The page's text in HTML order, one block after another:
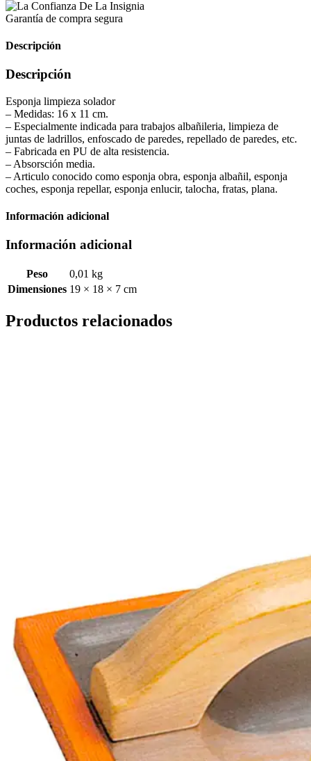
Garantía de compra segura
Descripción
Descripción
Esponja limpieza solador
– Medidas: 16 x 11 cm.
– Especialmente indicada para trabajos albañileria, limpieza de
juntas de ladrillos, enfoscado de paredes, repellado de paredes, etc.
– Fabricada en PU de alta resistencia.
– Absorsción media.
– Articulo conocido como esponja obra, esponja albañil, esponja
coches, esponja repellar, esponja enlucir, talocha, fratas, plana.
Información adicional
Información adicional
Peso
0,01 kg
Dimensiones 19 × 18 × 7 cm
Productos relacionados